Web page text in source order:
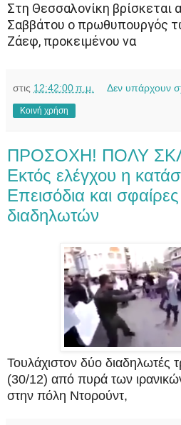
Στη Θεσσαλονίκη βρίσκεται
Σαββάτου ο πρωθυπουργός
Ζάεφ, προκειμένου να
στις 12:42:00 π.μ. Δεν υπάρχουν
Κοινή χρήση
ΠΡΟΣΟΧΗ! ΠΟΛΥ
Εκτός ελέγχου η
Eπεισόδια και
διαδηλωτών
Τουλάχιστον δύο διαδηλωτές
(30/12) από πυρά των
στην πόλη Ντορούντ,